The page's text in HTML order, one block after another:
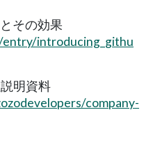
その効果
introducing_githu
明資料
company-